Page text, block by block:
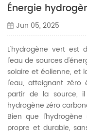
Énergie
Jun 05, 2025
L'hydrogène vert est
l'eau de sources
solaire et éolienne, et
l'eau, atteignant
partir de la source,
hydrogène zéro
Bien que
propre et durable,